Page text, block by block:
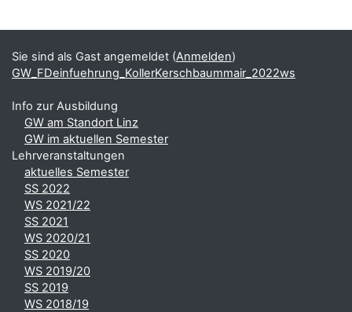
Ergänzungsblöcke
Sie sind als Gast angemeldet (Anmelden)
GW_FDeinfuehrung_KollerKerschbaummair_2022ws
Info zur Ausbildung
GW am Standort Linz
GW im aktuellen Semester
Lehrveranstaltungen
aktuelles Semester
SS 2022
WS 2021/22
SS 2021
WS 2020/21
SS 2020
WS 2019/20
SS 2019
WS 2018/19